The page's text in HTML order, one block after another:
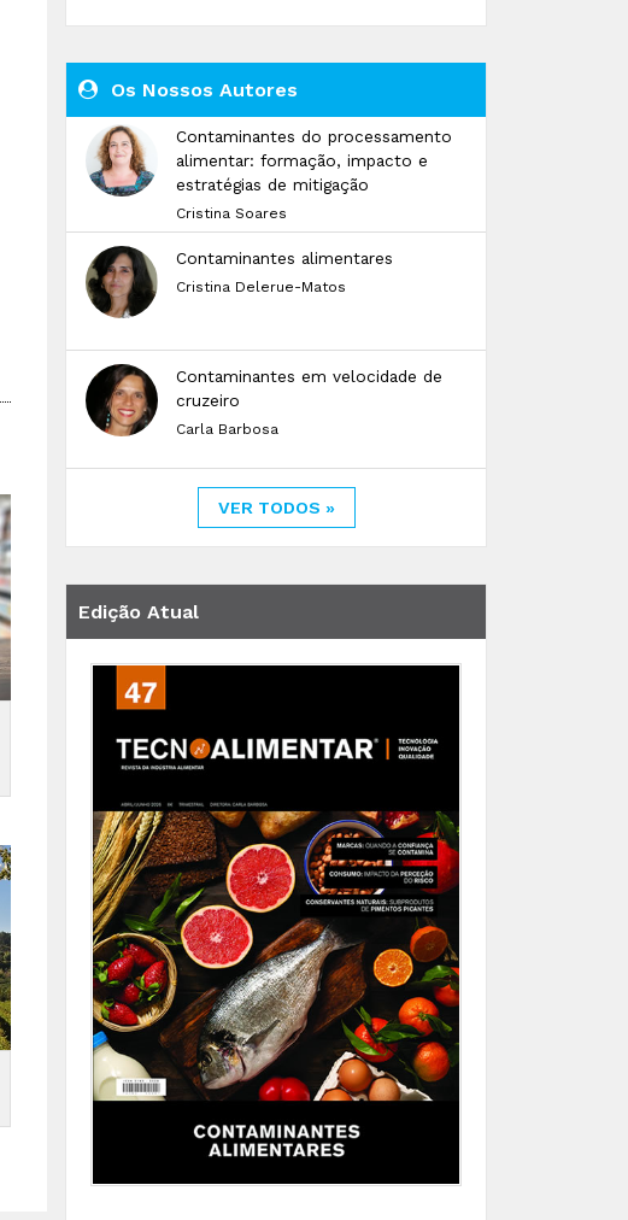
Os Nossos Autores
Contaminantes do processamento
alimentar: formação, impacto e
estratégias de mitigação
Cristina Soares
Contaminantes alimentares
Cristina Delerue-Matos
Contaminantes em velocidade de
cruzeiro
Carla Barbosa
VER TODOS »
Edição Atual